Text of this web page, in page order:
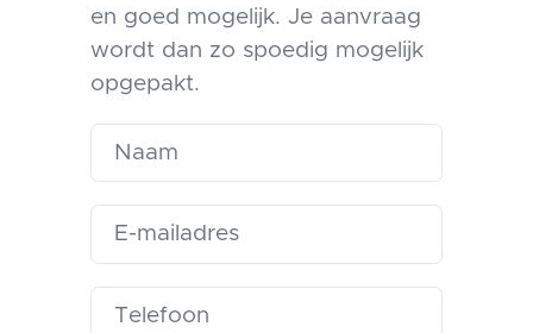
en goed mogelijk. Je aanvraag
wordt dan zo spoedig mogelijk
opgepakt.